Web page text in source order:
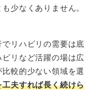
少なくありません。
リハビリの需要は底
リなど活躍の場は広
較的少ない領域を選
工夫すれば長く続けら